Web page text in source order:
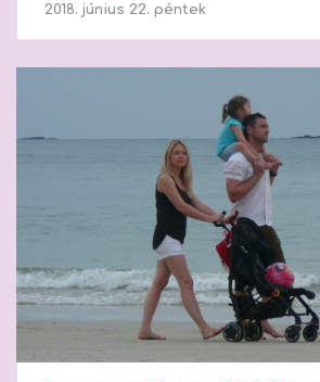
2018. június 22. péntek